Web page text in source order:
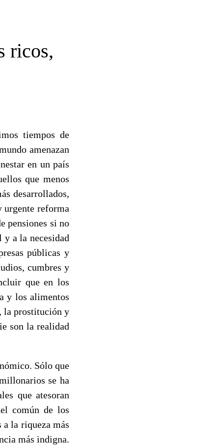
ricos,
tiempos de
amenazan
en un país
que menos
desarrollados,
reforma
pensiones si no
a la necesidad
públicas y
cumbres y
que en los
y los alimentos
la prostitución y
son la realidad
Sólo que
se ha
que atesoran
común de los
a la riqueza más
más indigna.